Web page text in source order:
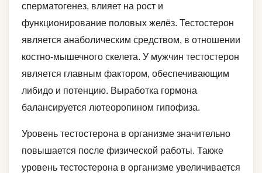
сперматогенез, влияет на рост и
функционирование половых желёз. Тестостерон
является анаболическим средством, в отношении
костно-мышечного скелета. У мужчин тестостерон
является главным фактором, обеспечивающим
либидо и потенцию. Выработка гормона
балансируется лютеоропином гипофиза.
Уровень тестостерона в организме значительно
повышается после физической работы. Также
уровень тестостерона в организме увеличивается